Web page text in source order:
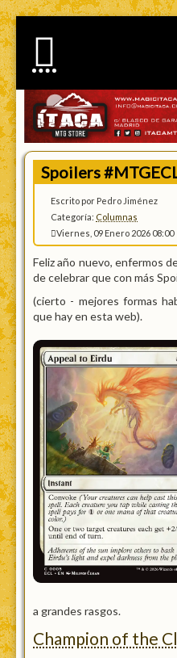
Spoilers
Escrito por Pedro Jiménez
Categoría: Columnas
Viernes, 09 Enero 2026 08:00
Feliz año nuevo, enfermos
de celebrar que con más
(cierto - mejores formas
que hay en esta web).
a grandes rasgos.
Champion of the